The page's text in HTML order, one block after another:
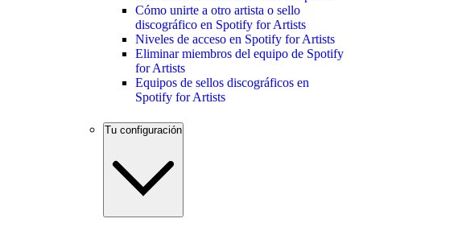
Cómo unirte a otro artista o sello
discográfico en Spotify for Artists
Niveles de acceso en Spotify for Artists
Eliminar miembros del equipo de Spotify
for Artists
Equipos de sellos discográficos en
Spotify for Artists
Tu configuración